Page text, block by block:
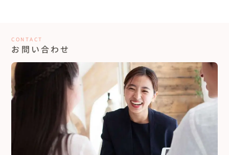
CONTACT
お問い合わせ